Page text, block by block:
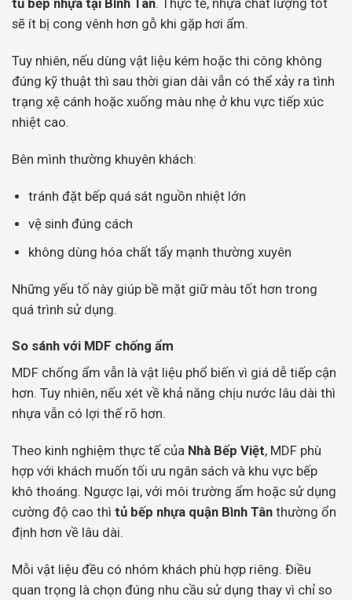
tủ bếp nhựa tại Bình Tân. Thực tế, nhựa chất lượng tốt
sẽ ít bị cong vênh hơn gỗ khi gặp hơi ẩm.
Tuy nhiên, nếu dùng vật liệu kém hoặc thi công không
đúng kỹ thuật thì sau thời gian dài vẫn có thể xảy ra tình
trạng xệ cánh hoặc xuống màu nhẹ ở khu vực tiếp xúc
nhiệt cao.
Bên mình thường khuyên khách:
tránh đặt bếp quá sát nguồn nhiệt lớn
vệ sinh đúng cách
không dùng hóa chất tẩy mạnh thường xuyên
Những yếu tố này giúp bề mặt giữ màu tốt hơn trong
quá trình sử dụng.
So sánh với MDF chống ẩm
MDF chống ẩm vẫn là vật liệu phổ biến vì giá dễ tiếp cận
hơn. Tuy nhiên, nếu xét về khả năng chịu nước lâu dài thì
nhựa vẫn có lợi thế rõ hơn.
Theo kinh nghiệm thực tế của Nhà Bếp Việt, MDF phù
hợp với khách muốn tối ưu ngân sách và khu vực bếp
khô thoáng. Ngược lại, với môi trường ẩm hoặc sử dụng
cường độ cao thì tủ bếp nhựa quận Bình Tân thường ổn
định hơn về lâu dài.
Mỗi vật liệu đều có nhóm khách phù hợp riêng. Điều
quan trọng là chọn đúng nhu cầu sử dụng thay vì chỉ so